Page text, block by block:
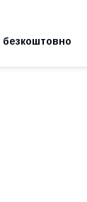
безкоштовно